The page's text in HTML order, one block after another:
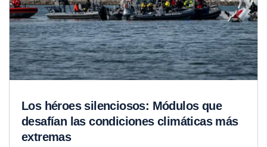
Los héroes silenciosos: Módulos que
desafían las condiciones climáticas más
extremas